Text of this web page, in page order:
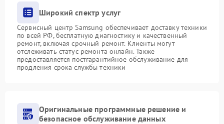
Широкий спектр услуг
Сервисный центр Samsung обеспечивает доставку техники
по всей РФ, бесплатную диагностику и качественный
ремонт, включая срочный ремонт. Клиенты могут
отслеживать статус ремонта онлайн. Также
предоставляется постгарантийное обслуживание для
продления срока службы техники
Оригинальные программные решение и
безопасное обслуживание данных